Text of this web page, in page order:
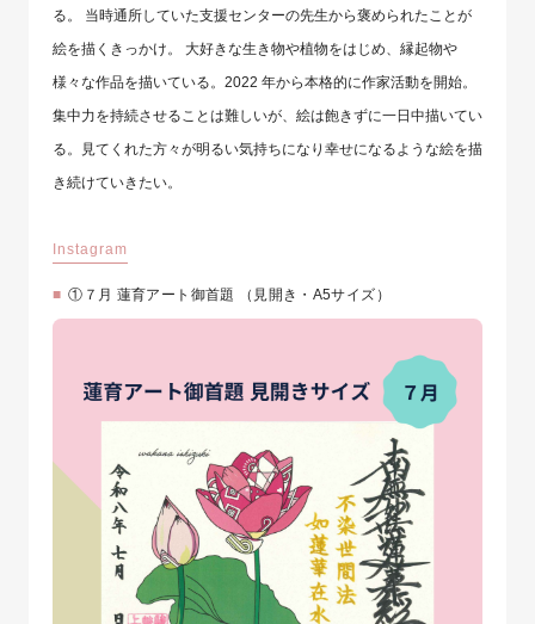
る。 当時通所していた支援センターの先生から褒められたことが
絵を描くきっかけ。 大好きな生き物や植物をはじめ、縁起物や
様々な作品を描いている。2022 年から本格的に作家活動を開始。
集中力を持続させることは難しいが、絵は飽きずに一日中描いてい
る。見てくれた方々が明るい気持ちになり幸せになるような絵を描
き続けていきたい。
Instagram
①７月 蓮育アート御首題 （見開き・A5サイズ）